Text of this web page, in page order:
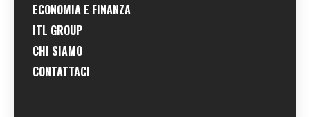
ECONOMIA E FINANZA
ITL GROUP
CHI SIAMO
CONTATTACI